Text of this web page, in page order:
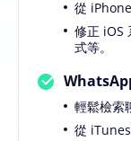
從
修正 iOS
式等。
輕鬆檢索
從